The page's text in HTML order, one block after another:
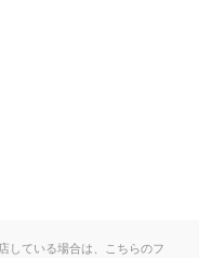
している場合は、こちらのフ